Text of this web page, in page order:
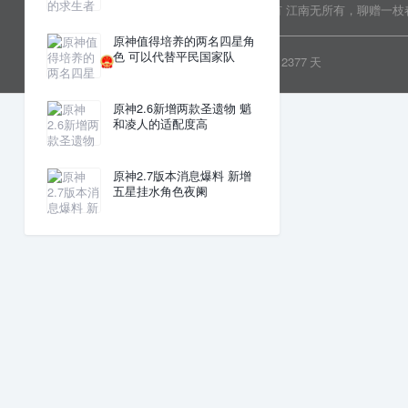
原神值得培养的两名四星角
色 可以代替平民国家队
原神2.6新增两款圣遗物 魈
和凌人的适配度高
原神2.7版本消息爆料 新增
五星挂水角色夜阑
Copyright © 2022 乐分享 版权所有 江南无所有，聊赠一枝
粤ICP备19081718号 安全运行 2377 天